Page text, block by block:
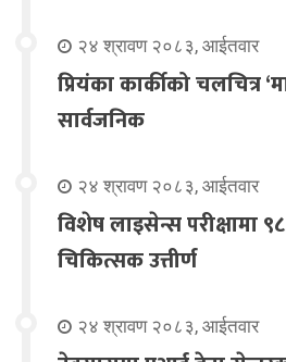
२४ श्रावण २०८३, आईतवार
प्रियंका कार्कीको चलचित्र
सार्वजनिक
२४ श्रावण २०८३, आईतवार
विशेष लाइसेन्स परीक्षामा
चिकित्सक उत्तीर्ण
२४ श्रावण २०८३, आईतवार